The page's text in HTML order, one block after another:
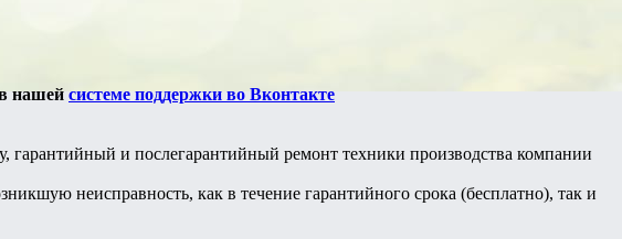
нашей системе поддержки во Вконтакте
и послегарантийный ремонт техники производства компании
неисправность, как в течение гарантийного срока (бесплатно), так и